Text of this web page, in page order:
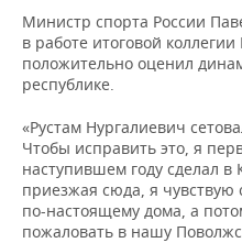
ДЕКЛАРАЦИИ О
КОРОЛИ ГОСЗАКАЗА
КОМУ ПРИНАДЛЕЖАТ
ТОРГОВЫЕ ЦЕНТРЫ
ТАТАРСТАНА
НОВОСТИ ЭКОНОМИКИ
ФИНАНСЫ
БЮДЖЕТ
ИНВЕСТИЦИИ
ПРОМЫШЛЕННОСТЬ
НОВОСТИ
ПРОМЫШЛЕННОСТИ
АГРОПРОМ
МАШИНОСТРОЕНИЕ
НЕФТЕХИМИЯ
НЕДВИЖИМОСТЬ
НОВОСТИ АВТО
БИЗНЕС
НОВОСТИ БИЗНЕСА
ТЕХНОЛОГИИ
Министр спорта России
в работе итоговой
положительно оценил
республике.
«Рустам Нургалиевич
Чтобы исправить это, я
наступившем году сделал в
приезжая сюда, я чувствую
по-настоящему дома, а
пожаловать в нашу